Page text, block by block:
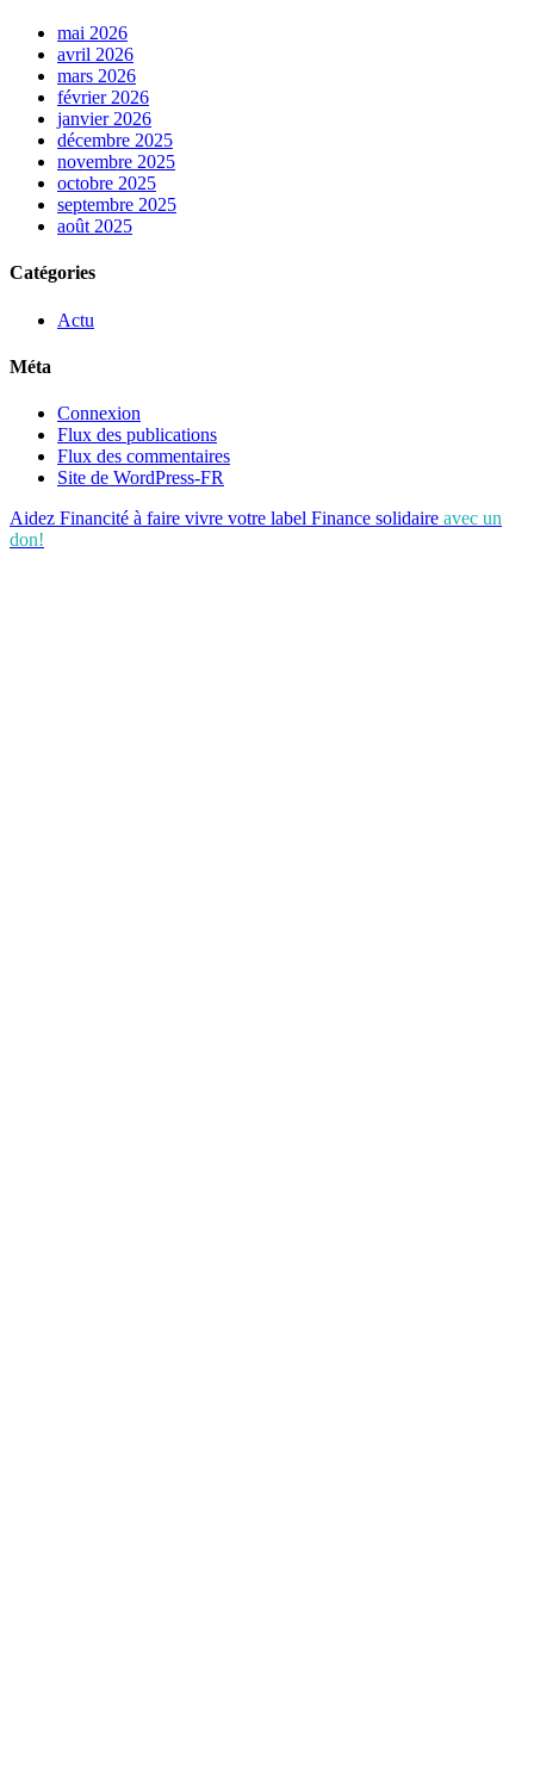
mai 2026
avril 2026
mars 2026
février 2026
janvier 2026
décembre 2025
novembre 2025
octobre 2025
septembre 2025
août 2025
Catégories
Actu
Méta
Connexion
Flux des publications
Flux des commentaires
Site de WordPress-FR
Aidez Financité à faire vivre votre label Finance solidaire avec un
don!